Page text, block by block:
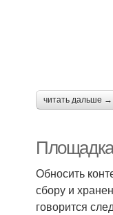
читать дальше →
Обносить
сбору и
говорится